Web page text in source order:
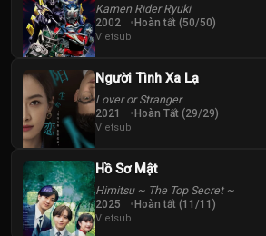
Kamen Rider Ryuki
2002 Hoàn tất (50/50)
Vietsub
Người Tình Xa Lạ
Lover or Stranger
2021 Hoàn Tất (29/29)
Vietsub
Hồ Sơ Mật
Himitsu ~ The Top Secret ~
2025 Hoàn tất (11/11)
Vietsub